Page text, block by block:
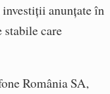
anunțate în
care
România SA,